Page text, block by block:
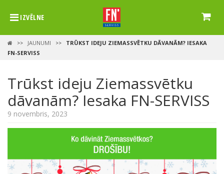
IZVĒLNE
>> JAUNUMI >>
TRŪKST IDEJU ZIEMASSVĒTKU DĀVANĀM? IESAKA
FN-SERVISS
Trūkst ideju Ziemassvētku
dāvanām? Iesaka FN-SERVISS
9 novembris, 2023